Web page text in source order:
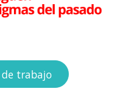
trabajo